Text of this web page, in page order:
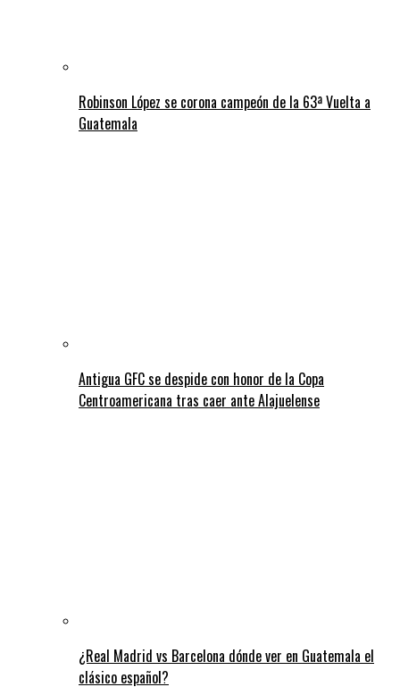
Robinson López se corona campeón de la 63ª Vuelta a
Guatemala
Antigua GFC se despide con honor de la Copa
Centroamericana tras caer ante Alajuelense
¿Real Madrid vs Barcelona dónde ver en Guatemala el
clásico español?